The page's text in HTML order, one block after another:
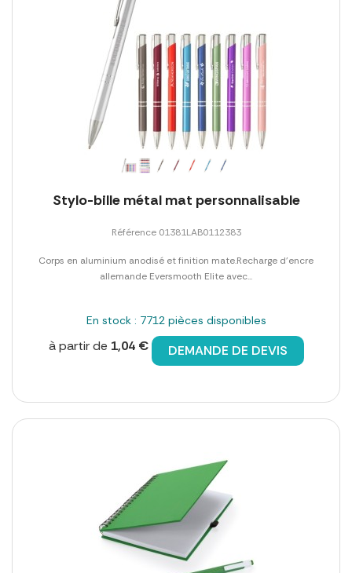
Stylo-bille métal mat personnalisable
Référence 01381LAB0112383
Corps en aluminium anodisé et finition mate.Recharge d'encre
allemande Eversmooth Elite avec...
En stock : 7712 pièces disponibles
à partir de 1,04 € DEMANDE DE DEVIS